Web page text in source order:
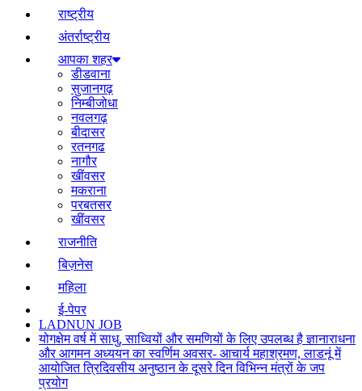
राष्ट्रीय
अंतर्राष्ट्रीय
आपका शहर
डीडवाना
सुजानगढ़
निम्बीजोधा
नवलगढ़
बीदासर
रतनगढ
नागौर
खींवसर
मकराना
परबतसर
खींवसर
राजनीति
बिज़नेस
महिला
ई-पेपर
LADNUN JOB
योगक्षेम वर्ष में साधु, साध्वियों और समणियों के लिए उपलब्ध है ज्ञानाराधना
और आगमन अध्ययन का स्वर्णिम अवसर- आचार्य महाश्रमण, लाडनूं में
आयोजित त्रिदिवसीय अनुष्ठान के दूसरे दिन विभिन्न मंत्रों के जप
प्रयोग